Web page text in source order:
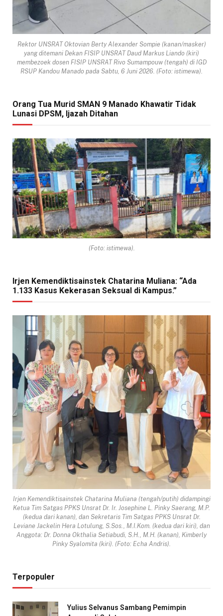
Rektor UNSRAT Oktovian Berty Alexander Sompie (kanan/masker)
yang ditemani Dekan FISIP UNSRAT Daud Markus Liando (kiri)
membezoek dosen FISIP UNSRAT Rivo Sumampouw (tengah) di IGD
RSUP Kandou Manado pada Sabtu, 6 Juni 2026. (Foto: istimewa).
Orang Tua Murid SMAN 9 Manado Khawatir Tidak
Lunasi DPSM, Ijazah Ditahan
(Foto: istimewa).
Irjen Kemendiktisainstek Chatarina Muliana: “Ada
1.133 Kasus Kekerasan Seksual di Kampus.”
Irjen Kemendiktisainstek Chatarina Muliana (tengah/putih) didampingi
Ketua Tim Satgas PPKS Unsrat Dr. Ir. Josephine L. Pinky Saerang, M.P.
(kedua dari kanan), dan Sekretaris Tim Satgas PPKS Unsrat Dr.
Leviane Jackelin Hera Lotulung, S.Sos., M.I.Kom. (kedua dari kiri), dan
Anggota: Dr. Donna Okthalia Setiabudi, S.H., M.H. (kanan), Kimberly
Pinky Syalomita (kiri). (Foto: Echa Andris).
Terpopuler
Yulius Selvanus Sambang Pemimpin